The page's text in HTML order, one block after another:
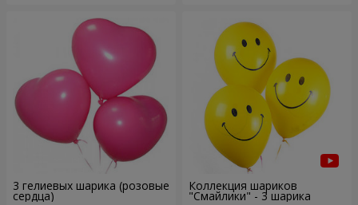
3 гелиевых шарика (розовые
сердца)
Коллекция шариков
"Смайлики" - 3 шарика